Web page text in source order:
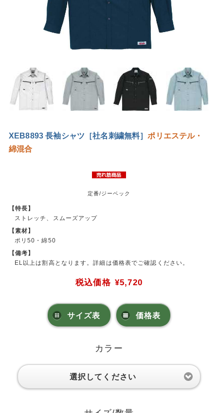
XEB8893 長袖シャツ［社名刺繍無料］ポリエステル・
綿混合
定番/ジーベック
【特長】
ストレッチ、スムーズアップ
【素材】
ポリ50・綿50
【備考】
EL以上は割高となります。詳細は価格表でご確認ください。
税込価格 ¥5,720
サイズ表 価格表
カラー
選択してください